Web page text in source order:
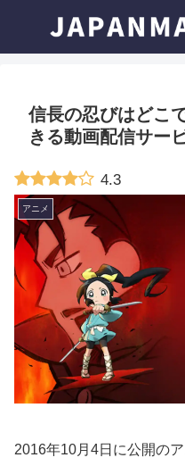
信長の忍びはどこ
きる動画配信サー
4.3
アニメ
2016年10月4日に公開の